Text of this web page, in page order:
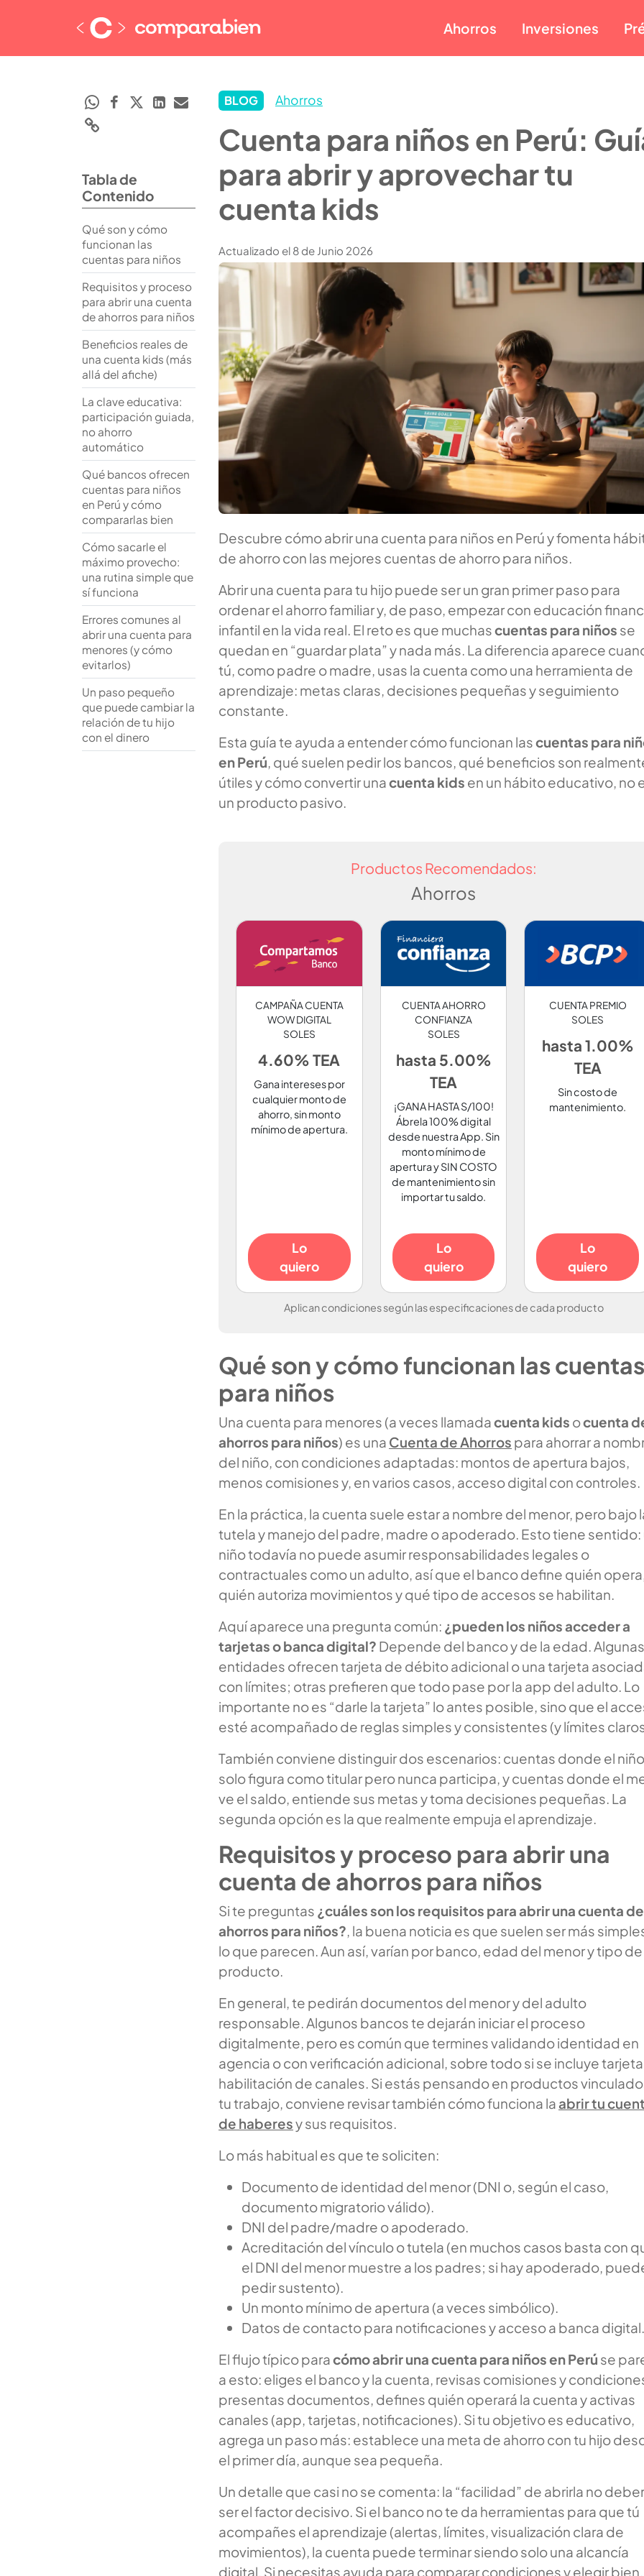
Ahorros Inversiones
BLOG Ahorros
Cuenta para niños en Perú:
para abrir y aprovechar tu
cuenta kids
Actualizado el 8 de Junio 2026
Descubre cómo abrir una cuenta para niños en Perú y fomenta
de ahorro con las mejores cuentas de ahorro para niños.
Abrir una cuenta para tu hijo puede ser un gran primer paso para
ordenar el ahorro familiar y, de paso, empezar con educación
infantil en la vida real. El reto es que muchascuentas para niños se
quedan en “guardar plata” y nada más. La diferencia aparece
tú, como padre o madre, usas la cuenta como una herramienta de
aprendizaje: metas claras, decisiones pequeñas y seguimiento
constante.
Esta guía te ayuda a entender cómo funcionan lascuentas para
en Perú , qué suelen pedir los bancos, qué beneficios son
útiles y cómo convertir unacuenta kids en un hábito educativo, no
un producto pasivo.
Productos Recomendados:
Ahorros
CAMPAÑA CUENTA
WOW DIGITAL
SOLES
4.60% TEA
Gana intereses por
cualquier monto de
ahorro, sin monto
mínimo de apertura.
Lo
quiero
CUENTA AHORRO
CONFIANZA
SOLES
hasta 5.00%
TEA
¡GANA HASTA S/100!
Ábrela 100% digital
desde nuestra App. Sin
monto mínimo de
apertura y SIN COSTO
de mantenimiento sin
importar tu saldo.
Lo
quiero
CUENTA PREMIO
SOLES
hasta 1.00%
TEA
Sin costo de
mantenimiento.
Lo
quiero
Aplican condiciones según las especificaciones de cada producto
Qué son y cómo funcionan las cuentas
para niños
Una cuenta para menores (a veces llamadacuenta kids ocuenta
ahorros para niños) es una Cuenta de Ahorros para ahorrar a
del niño, con condiciones adaptadas: montos de apertura bajos,
menos comisiones y, en varios casos, acceso digital con controles.
En la práctica, la cuenta suele estar a nombre del menor, pero bajo
tutela y manejo del padre, madre o apoderado. Esto tiene sentido:
niño todavía no puede asumir responsabilidades legales o
contractuales como un adulto, así que el banco define quién opera,
quién autoriza movimientos y qué tipo de accesos se habilitan.
Aquí aparece una pregunta común: ¿pueden los niños acceder a
tarjetas o banca digital? Depende del banco y de la edad. Algunas
entidades ofrecen tarjeta de débito adicional o una tarjeta
con límites; otras prefieren que todo pase por la app del adulto. Lo
importante no es “darle la tarjeta” lo antes posible, sino que el
esté acompañado de reglas simples y consistentes (y límites
También conviene distinguir dos escenarios: cuentas donde el niño
solo figura como titular pero nunca participa, y cuentas donde el
ve el saldo, entiende sus metas y toma decisiones pequeñas. La
segunda opción es la que realmente empuja el aprendizaje.
Requisitos y proceso para abrir una
cuenta de ahorros para niños
Si te preguntas ¿cuáles son los requisitos para abrir una cuenta de
ahorros para niños? , la buena noticia es que suelen ser más
lo que parecen. Aun así, varían por banco, edad del menor y tipo de
producto.
En general, te pedirán documentos del menor y del adulto
responsable. Algunos bancos te dejarán iniciar el proceso
digitalmente, pero es común que termines validando identidad en
agencia o con verificación adicional, sobre todo si se incluye
habilitación de canales. Si estás pensando en productos
tu trabajo, conviene revisar también cómo funciona la abrir tu
de haberesy sus requisitos.
Lo más habitual es que te soliciten:
Documento de identidad del menor (DNI o, según el caso,
documento migratorio válido).
DNI del padre/madre o apoderado.
Acreditación del vínculo o tutela (en muchos casos basta con
el DNI del menor muestre a los padres; si hay apoderado,
pedir sustento).
Un monto mínimo de apertura (a veces simbólico).
Datos de contacto para notificaciones y acceso a banca digital.
El flujo típico paracómo abrir una cuenta para niños en Perú se
a esto: eliges el banco y la cuenta, revisas comisiones y
presentas documentos, defines quién operará la cuenta y activas
canales (app, tarjetas, notificaciones). Si tu objetivo es educativo,
agrega un paso más: establece una meta de ahorro con tu hijo
el primer día, aunque sea pequeña.
Un detalle que casi no se comenta: la “facilidad” de abrirla no
ser el factor decisivo. Si el banco no te da herramientas para que tú
acompañes el aprendizaje (alertas, límites, visualización clara de
movimientos), la cuenta puede terminar siendo solo una alcancía
digital. Si necesitas ayuda para comparar condiciones y elegir bien,
Tabla de
Contenido
Qué son y cómo
funcionan las
cuentas para niños
Requisitos y proceso
para abrir una cuenta
de ahorros para niños
Beneficios reales de
una cuenta kids (más
allá del afiche)
La clave educativa:
participación guiada,
no ahorro
automático
Qué bancos ofrecen
cuentas para niños
en Perú y cómo
compararlas bien
Cómo sacarle el
máximo provecho:
una rutina simple que
sí funciona
Errores comunes al
abrir una cuenta para
menores (y cómo
evitarlos)
Un paso pequeño
que puede cambiar la
relación de tu hijo
con el dinero